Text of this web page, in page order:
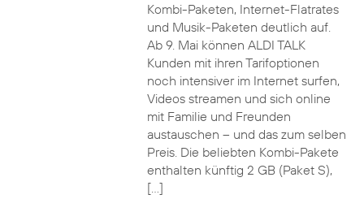
Kombi-Paketen, Internet-Flatrates
und Musik-Paketen deutlich auf.
Ab 9. Mai können ALDI TALK
Kunden mit ihren Tarifoptionen
noch intensiver im Internet surfen,
Videos streamen und sich online
mit Familie und Freunden
austauschen – und das zum selben
Preis. Die beliebten Kombi-Pakete
enthalten künftig 2 GB (Paket S),
[…]